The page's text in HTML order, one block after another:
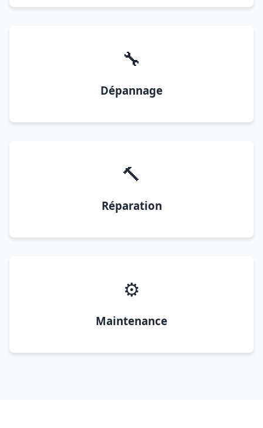
🔧
Dépannage
🔨
Réparation
⚙️
Maintenance